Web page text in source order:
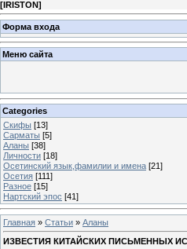
[IRISTON]
Форма входа
Меню сайта
Categories
Скифы [13]
Сарматы [5]
Аланы [38]
Личности [18]
Осетинский язык,фамилии и имена [21]
Осетия [111]
Разное [15]
Нартский эпос [41]
Главная » Статьи » Аланы
ИЗВЕСТИЯ КИТАЙСКИХ ПИСЬМЕННЫХ